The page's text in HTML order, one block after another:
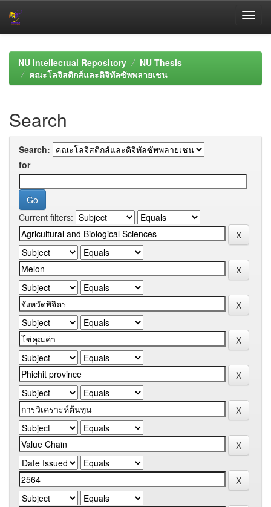
navigationNU Intellectual Repository
NU Thesis
คณะโลจิสติกส์และดิจิทัลซัพพลายเชน
Search
Search:
for
Current filters: